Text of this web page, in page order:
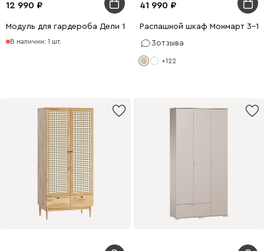
12 990
Модуль для гардероба Дели 1-50x240 Белый
В наличии: 1 шт.
41 990
Распашной шкаф Монмарт 3-
3отзыва
+122